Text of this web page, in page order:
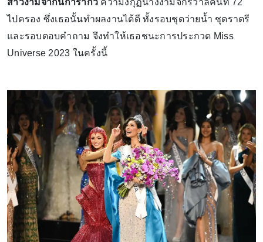
ไปครอง ซึ่งเธอนั้นทำผลงานได้ดี ทั้งรอบชุดว่ายน้ำ ชุดราตรี
และรอบตอบคำถาม จึงทำให้เธอชนะการประกวด Miss
Universe 2023 ในครั้งนี้